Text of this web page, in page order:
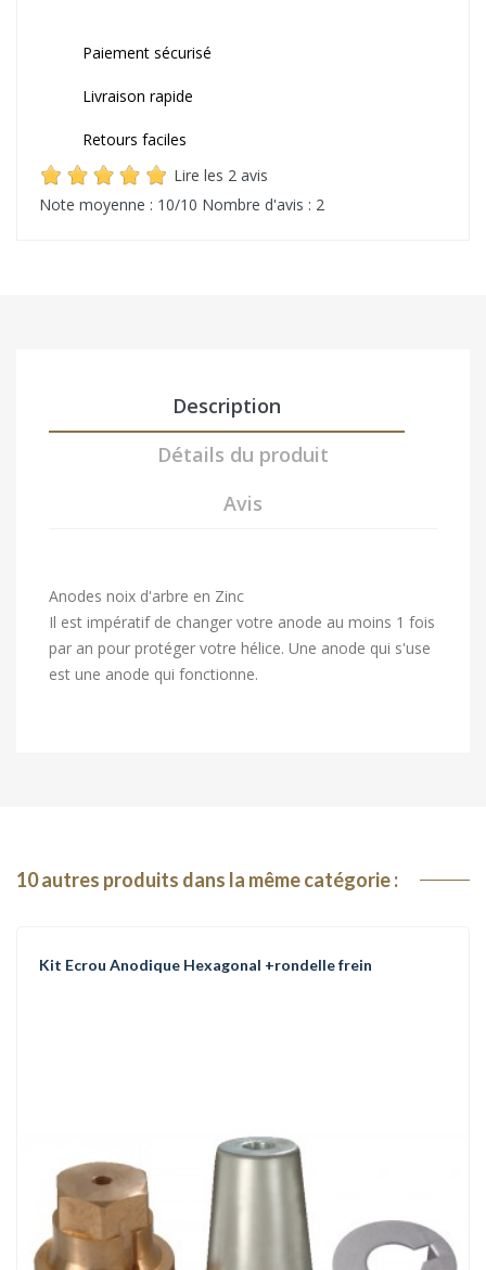
Paiement sécurisé
Livraison rapide
Retours faciles
Lire les 2 avis
Note moyenne : 10/10 Nombre d'avis : 2
Description
Détails du produit
Avis
Anodes noix d'arbre en Zinc
Il est impératif de changer votre anode au moins 1 fois
par an pour protéger votre hélice. Une anode qui s'use
est une anode qui fonctionne.
10autres produits dans la même catégorie :
Kit Ecrou Anodique Hexagonal +rondelle frein